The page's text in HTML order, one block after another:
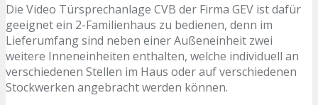
Die Video Türsprechanlage CVB der Firma GEV ist dafür
geeignet ein 2-Familienhaus zu bedienen, denn im
Lieferumfang sind neben einer Außeneinheit zwei
weitere Inneneinheiten enthalten, welche individuell an
verschiedenen Stellen im Haus oder auf verschiedenen
Stockwerken angebracht werden können.